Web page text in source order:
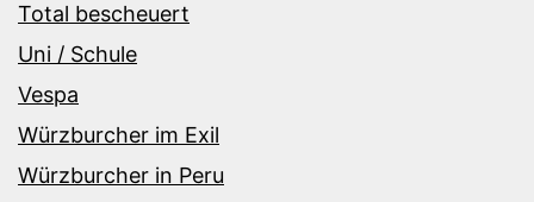
Total bescheuert
Uni / Schule
Vespa
Würzburcher im Exil
Würzburcher in Peru